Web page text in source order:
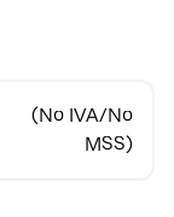
(No IVA/No
MSS)